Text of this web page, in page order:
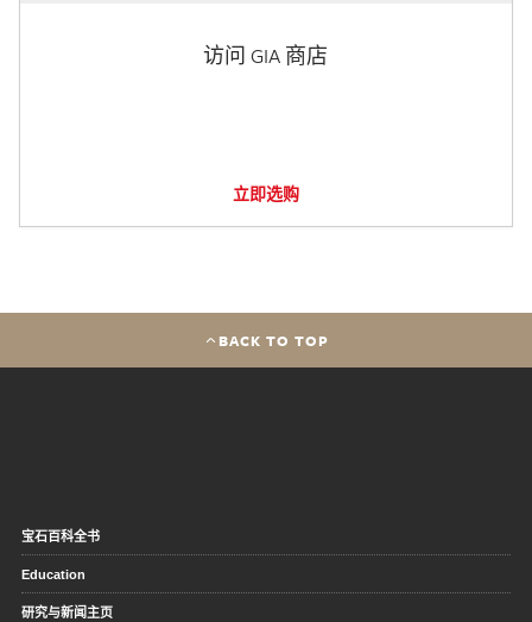
访问 GIA 商店
立即选购
BACK TO TOP
宝石百科全书
Education
研究与新闻主页